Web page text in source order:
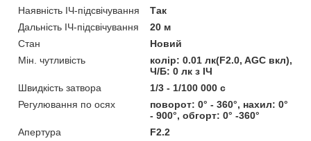
Наявність ІЧ-підсвічування
Так
Дальність ІЧ-підсвічування
20 м
Стан
Новий
Мін. чутливість
колір: 0.01 лк(F2.0, AGC вкл),
Ч/Б: 0 лк з ІЧ
Швидкість затвора
1/3 - 1/100 000 с
Регулювання по осях
поворот: 0° - 360°, нахил: 0°
- 900°, обгорт: 0° -360°
Апертура
F2.2